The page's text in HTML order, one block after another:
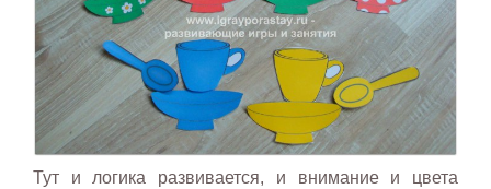
Тут и логика развивается, и внимание и цвета